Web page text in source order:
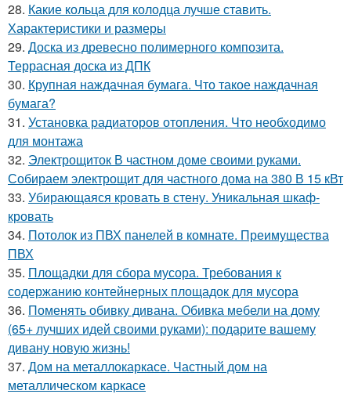
28. Какие кольца для колодца лучше ставить.
Характеристики и размеры
29. Доска из древесно полимерного композита.
Террасная доска из ДПК
30. Крупная наждачная бумага. Что такое наждачная
бумага?
31. Установка радиаторов отопления. Что необходимо
для монтажа
32. Электрощиток В частном доме своими руками.
Собираем электрощит для частного дома на 380 В 15 кВт
33. Убирающаяся кровать в стену. Уникальная шкаф-
кровать
34. Потолок из ПВХ панелей в комнате. Преимущества
ПВХ
35. Площадки для сбора мусора. Требования к
содержанию контейнерных площадок для мусора
36. Поменять обивку дивана. Обивка мебели на дому
(65+ лучших идей своими руками): подарите вашему
дивану новую жизнь!
37. Дом на металлокаркасе. Частный дом на
металлическом каркасе